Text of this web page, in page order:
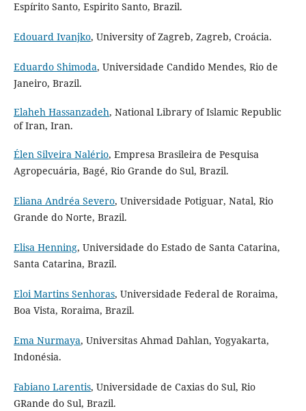
Espírito Santo, Espirito Santo, Brazil.
Edouard Ivanjko, University of Zagreb, Zagreb, Croácia.
Eduardo Shimoda, Universidade Candido Mendes, Rio de
Janeiro, Brazil.
Elaheh Hassanzadeh, National Library of Islamic Republic
of Iran, Iran.
Élen Silveira Nalério, Empresa Brasileira de Pesquisa
Agropecuária, Bagé, Rio Grande do Sul, Brazil.
Eliana Andréa Severo, Universidade Potiguar, Natal, Rio
Grande do Norte, Brazil.
Elisa Henning, Universidade do Estado de Santa Catarina,
Santa Catarina, Brazil.
Eloi Martins Senhoras, Universidade Federal de Roraima,
Boa Vista, Roraima, Brazil.
Ema Nurmaya, Universitas Ahmad Dahlan, Yogyakarta,
Indonésia.
Fabiano Larentis, Universidade de Caxias do Sul, Rio
GRande do Sul, Brazil.